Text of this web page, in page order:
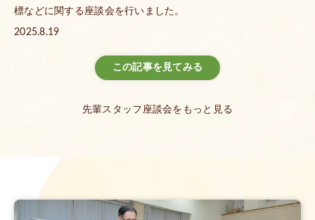
標などに関する座談会を行いました。
2025.8.19
この記事を見てみる
先輩スタッフ座談会をもっと見る